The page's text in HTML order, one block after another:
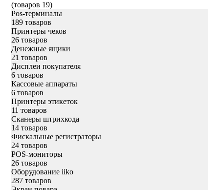
(товаров 19)
Pos-терминалы
189 товаров
Принтеры чеков
26 товаров
Денежные ящики
21 товаров
Дисплеи покупателя
6 товаров
Кассовые аппараты
6 товаров
Принтеры этикеток
11 товаров
Сканеры штрихкода
14 товаров
Фискальные регистраторы
24 товаров
POS-мониторы
26 товаров
Оборудование iiko
287 товаров